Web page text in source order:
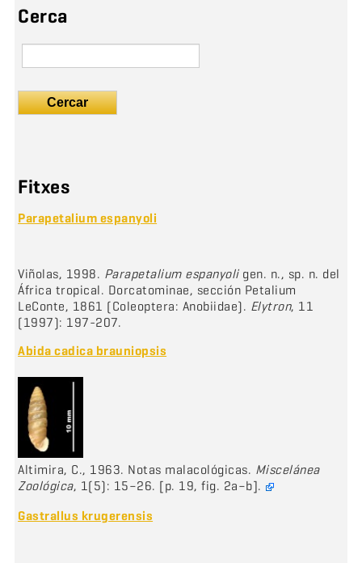
Cerca
Cercar
Fitxes
Parapetalium espanyoli
Viñolas, 1998. Parapetalium espanyoligen. n., sp. n. del
África tropical. Dorcatominae, sección Petalium
LeConte, 1861 (Coleoptera: Anobiidae). Elytron, 11
(1997): 197-207.
Abida cadica brauniopsis
Altimira, C., 1963. Notas malacológicas. Miscelánea
Zoológica, 1(5): 15–26. [p. 19, fig. 2a–b].
Gastrallus krugerensis